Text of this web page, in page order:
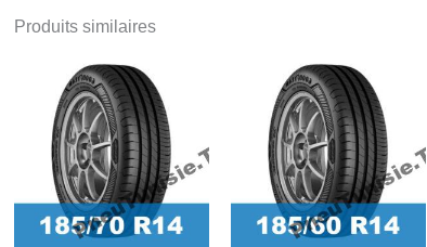
Produits similaires